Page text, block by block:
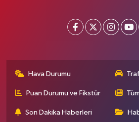
Hava Durumu
Puan Durumu ve Fikstür
Son Dakika Haberleri